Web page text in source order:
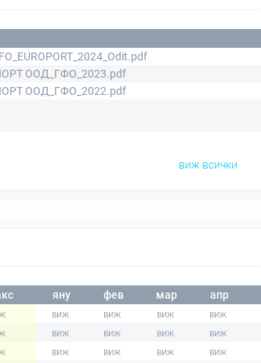
ООД_ГФО_2023.pdf
ООД_ГФО_2022.pdf
виж всички
яну фев мар апр